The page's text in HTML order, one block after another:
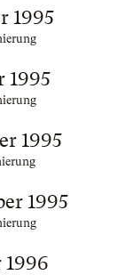
1995
1995
1995
1995
1996